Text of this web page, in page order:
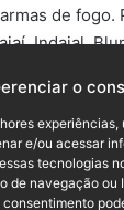
o
e/ou acessar
tecnologias
de navegação ou
de fogo.
Indaial,